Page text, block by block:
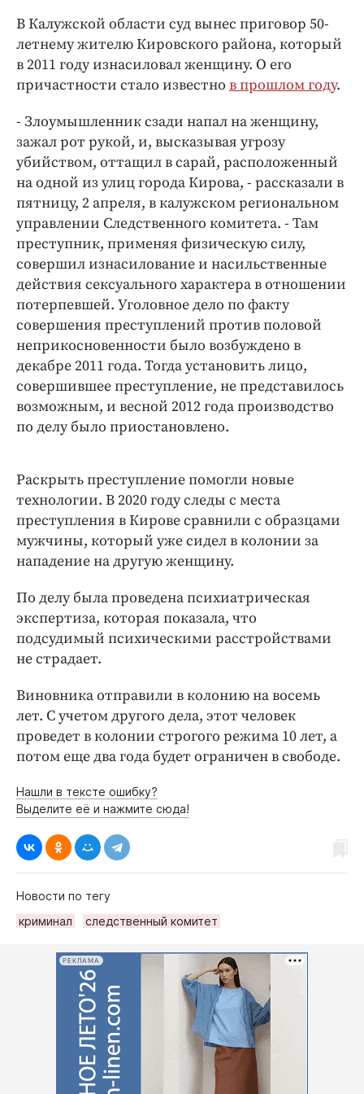
Клиника года
Бренд года
Работодатель года
В Калужской области суд вынес приговор 50-
летнему жителю Кировского района, который
в 2011 году изнасиловал женщину. О его
причастности стало известно в прошлом году.
- Злоумышленник сзади напал на женщину,
зажал рот рукой, и, высказывая угрозу
убийством, оттащил в сарай, расположенный
на одной из улиц города Кирова, - рассказали в
пятницу, 2 апреля, в калужском региональном
управлении Следственного комитета. - Там
преступник, применяя физическую силу,
совершил изнасилование и насильственные
действия сексуального характера в отношении
потерпевшей. Уголовное дело по факту
совершения преступлений против половой
неприкосновенности было возбуждено в
декабре 2011 года. Тогда установить лицо,
совершившее преступление, не представилось
возможным, и весной 2012 года производство
по делу было приостановлено.
Раскрыть преступление помогли новые
технологии. В 2020 году следы с места
преступления в Кирове сравнили с образцами
мужчины, который уже сидел в колонии за
нападение на другую женщину.
По делу была проведена психиатрическая
экспертиза, которая показала, что
подсудимый психическими расстройствами
не страдает.
Виновника отправили в колонию на восемь
лет. С учетом другого дела, этот человек
проведет в колонии строгого режима 10 лет, а
потом еще два года будет ограничен в свободе.
Нашли в тексте ошибку?
Выделите её и нажмите сюда!
Новости по тегу
криминал
следственный комитет
РЕКЛАМА